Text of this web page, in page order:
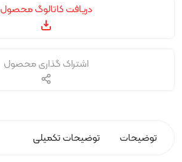
دریافت کاتالوگ محصول
اشتراک گذاری محصول
توضیحات توضیحات تکمیلی